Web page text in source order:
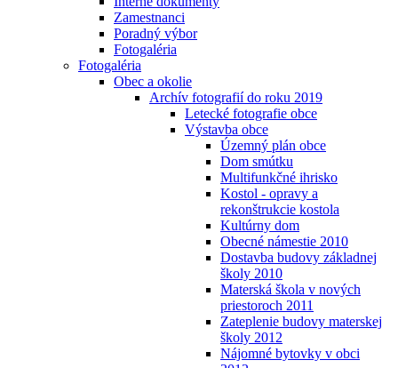
Zamestnanci
Poradný výbor
Fotogaléria
Fotogaléria
Obec a okolie
Archív fotografií do roku 2019
Letecké fotografie obce
Výstavba obce
Územný plán obce
Dom smútku
Multifunkčné ihrisko
Kostol - opravy a
rekonštrukcie kostola
Kultúrny dom
Obecné námestie 2010
Dostavba budovy základnej
školy 2010
Materská škola v nových
priestoroch 2011
Zateplenie budovy materskej
školy 2012
Nájomné bytovky v obci